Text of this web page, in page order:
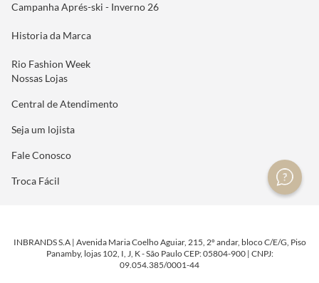
Campanha Aprés-ski - Inverno 26
Historia da Marca
Rio Fashion Week
Nossas Lojas
Central de Atendimento
Seja um lojista
Fale Conosco
Troca Fácil
INBRANDS S.A | Avenida Maria Coelho Aguiar, 215, 2º andar, bloco C/E/G, Piso
Panamby, lojas 102, I, J, K - São Paulo CEP: 05804-900 | CNPJ:
09.054.385/0001-44